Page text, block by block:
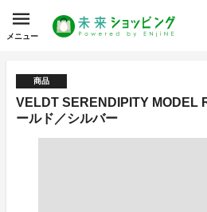
メニュー
商品
VELDT SERENDIPITY
ールド／シルバー